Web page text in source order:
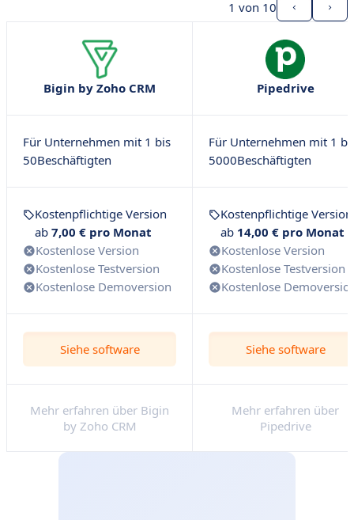
1 von 10
Bigin by Zoho CRM Pipedrive
Für Unternehmen mit 1 bis
50Beschäftigten
Für Unternehmen mit 1
5000Beschäftigten
Kostenpflichtige Version
ab 7,00 € pro Monat
Kostenlose Version
Kostenlose Testversion
Kostenlose Demoversion
Kostenpflichtige Version
ab 14,00 € pro Monat
Kostenlose Version
Kostenlose Testversion
Kostenlose
Siehe software Siehe software
Mehr erfahren über Bigin
by Zoho CRM
Mehr erfahren über
Pipedrive